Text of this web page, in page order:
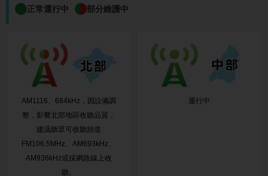
正常運行中 部分維護中
AM1116、684kHz，因設備調
整，影響北部地區收聽品質，
建議聽眾可收聽頻道
FM106.5MHz、AM693kHz、
AM936kHz或採網路線上收
聽。
運行中